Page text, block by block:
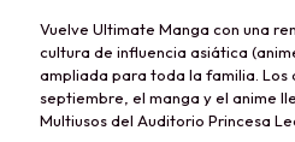
Vuelve Ultimate Manga con una
cultura de influencia asiática
ampliada para toda la familia. Los
septiembre, el manga y el anime
Multiusos del Auditorio Princesa